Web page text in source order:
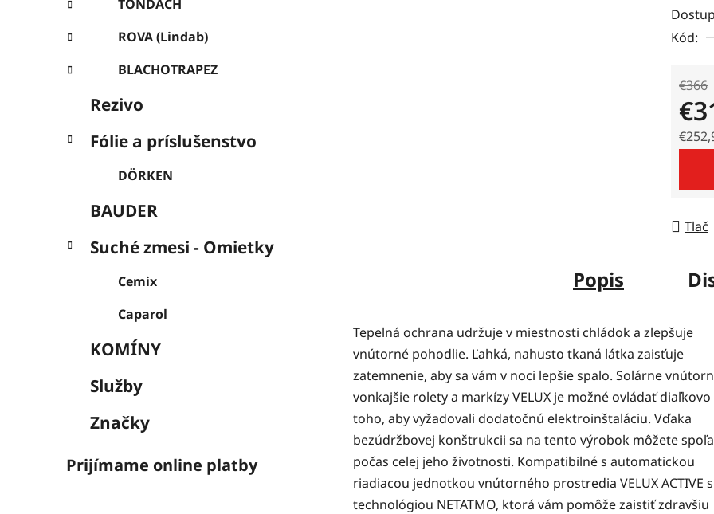
TONDACH
ROVA (Lindab)
BLACHOTRAPEZ
Rezivo
Fólie a príslušenstvo
DÖRKEN
BAUDER
Suché zmesi - Omietky
Cemix
Caparol
KOMÍNY
Služby
Značky
Prijímame online platby
Kód:
€366
Tlač
Popis
Tepelná ochrana udržuje v miestnosti chládok a zlepšuje
vnútorné pohodlie. Ľahká, nahusto tkaná látka zaisťuje
zatemnenie, aby sa vám v noci lepšie spalo. Solárne
vonkajšie rolety a markízy VELUX je možné ovládať diaľkovo
toho, aby vyžadovali dodatočnú elektroinštaláciu. Vďaka
bezúdržbovej konštrukcii sa na tento výrobok môžete
počas celej jeho životnosti. Kompatibilné s automatickou
riadiacou jednotkou vnútorného prostredia VELUX ACTIVE s
technológiou NETATMO, ktorá vám pomôže zaistiť zdravšiu